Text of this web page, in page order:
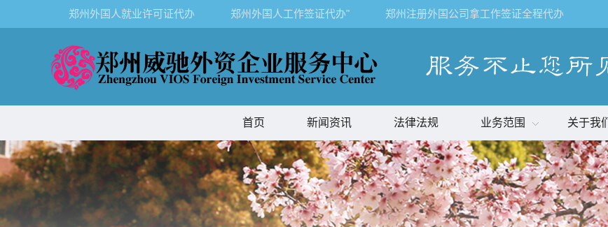
郑州外国人就业许可证代办 郑州外国人工作签证代办" 郑州注册外国公司拿工作签证全程代办
首页 新闻资讯 法律法规 业务范围 关于我们